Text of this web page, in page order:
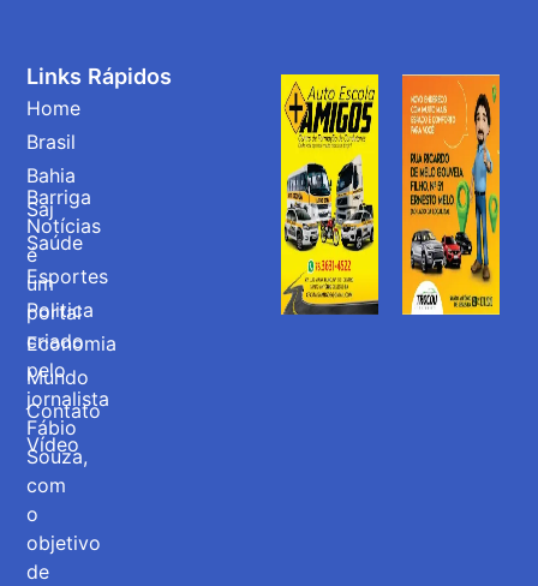
Barriga
Notícias
é
um
portal
criado
pelo
jornalista
Fábio
Souza,
com
o
objetivo
de
Links Rápidos
Home
Brasil
Bahia
Saj
Saúde
Esportes
Politica
Economia
Mundo
Contato
Vídeo